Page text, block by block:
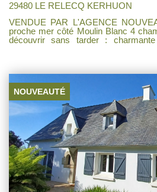
29480 LE RELECQ KERHUON
VENDUE PAR L'AGENCE NOUVEAUTE Maison individuelle
proche mer côté Moulin Blanc 4
découvrir sans tarder :
moments en famille, d'une cuisine
équipée, ainsi que d'une suite
de plain-pied. À l'étage, vous trouverez trois belles chambres,
un dressing et une salle d'eau
fonctionnelle et agréable à vivre, dans un environnement
recherché. Travaux de
rapidement !
NOUVEAUTÉ